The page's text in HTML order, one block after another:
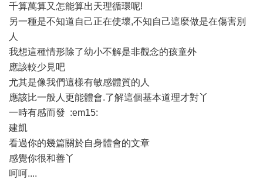
千算萬算又怎能算出天理循環呢!
另一種是不知道自己正在使壞,不知自己這麼做是在傷害別
人
我想這種情形除了幼小不解是非觀念的孩童外
應該較少見吧
尤其是像我們這樣有敏感體質的人
應該比一般人更能體會.了解這個基本道理才對丫
一時有感而發 :em15:
建凱
看過你的幾篇關於自身體會的文章
感覺你很和善丫
呵呵....